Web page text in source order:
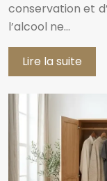
conservation et
l’alcool ne…
Lire la suite